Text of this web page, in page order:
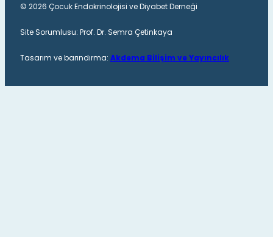
© 2026 Çocuk Endokrinolojisi ve Diyabet Derneği
Site Sorumlusu: Prof. Dr. Semra Çetinkaya
Tasarım ve barındırma: Akdema Bilişim ve Yayıncılık